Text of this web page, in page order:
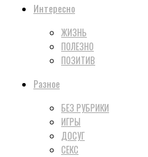
Интересно
ЖИЗНЬ
ПОЛЕЗНО
ПОЗИТИВ
Разное
БЕЗ РУБРИКИ
ИГРЫ
ДОСУГ
СЕКС